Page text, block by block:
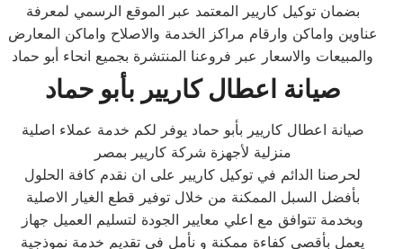
بضمان توكيل كاريير المعتمد عبر الموقع الرسمي لمعرفة
عناوين واماكن وارقام مراكز الخدمة والاصلاح واماكن المعارض
والمبيعات والاسعار عبر فروعنا المنتشرة بجميع انحاء أبو حماد
صيانة اعطال كاريير بأبو حماد
صيانة اعطال كاريير بأبو حماد يوفر لكم خدمة عملاء اصلية
منزلية لأجهزة شركة كاريير بمصر
لحرصنا الدائم في توكيل كاريير على ان نقدم كافة الحلول
بأفضل السبل الممكنة من خلال توفير قطع الغيار الاصلية
وبخدمة تتوافق مع اعلي معايير الجودة لتسليم العميل جهاز
يعمل بأقصي كفاءة ممكنة و نأمل في تقديم خدمة نموذجية